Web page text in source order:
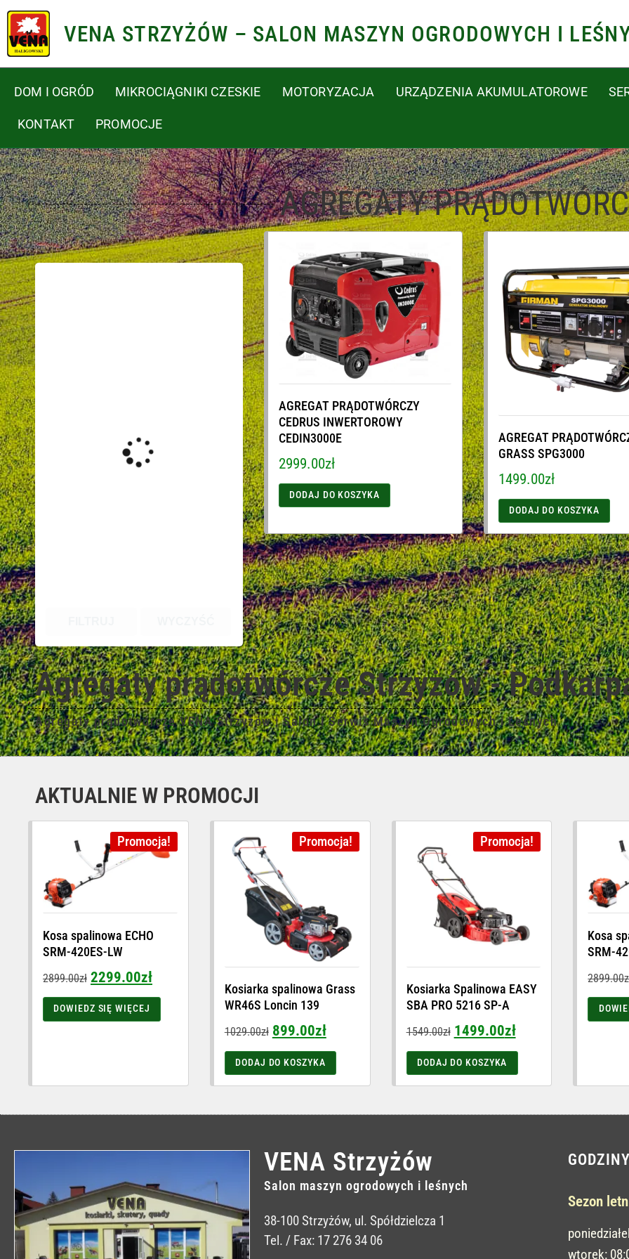
VENA STRZYŻÓW – SALON MASZYN OGRODOWYCH I
DOM I OGRÓD MIKROCIĄGNIKI CZESKIE MOTORYZACJA URZĄDZENIA AKUMULATOROWE
KONTAKT PROMOCJE
AGREGATY
AGREGAT PRĄDOTWÓRCZY
CEDRUS INWERTOROWY
CEDIN3000E
2999.00zł
DODAJ DO KOSZYKA
AGREGAT
GRASS SPG3000
1499.00zł
DODAJ DO KOSZYKA
Agregaty prądotwórcze Strzyżów -
Agregaty prądotwórcze VENA Strzyżów | Salon i Serwis Maszyn Ogrodowych i Leśnych
AKTUALNIE W PROMOCJI
Promocja!
Kosa spalinowa ECHO
SRM-420ES-LW
2899.00zł 2299.00zł
DOWIEDZ SIĘ WIĘCEJ
Promocja!
Kosiarka spalinowa Grass
WR46S Loncin 139
1029.00zł 899.00zł
DODAJ DO KOSZYKA
Promocja!
Kosiarka Spalinowa EASY
SBA PRO 5216 SP-A
1549.00zł 1499.00zł
DODAJ DO KOSZYKA
Kosa
SRM-
2899.00
VENA Strzyżów
Salon maszyn ogrodowych i leśnych
38-100 Strzyżów, ul. Spółdzielcza 1
Tel. / Fax: 17 276 34 06
Sezon
wtorek: